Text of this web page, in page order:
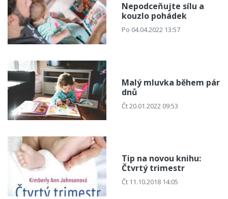
Nepodceňujte sílu a
kouzlo pohádek
Po 04.04.2022 13:57
Malý mluvka během pár
dnů
Čt 20.01.2022 09:53
Tip na novou knihu:
Čtvrtý trimestr
Čt 11.10.2018 14:05